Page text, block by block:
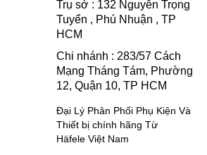
Trụ sở : 132 Nguyễn Trọng
Tuyển , Phú Nhuận , TP
HCM
Chi nhánh : 283/57 Cách
Mạng Tháng Tám, Phường
12, Quận 10, TP HCM
Đại Lý Phân Phối Phụ Kiện Và
Thiết bị chính hãng Từ
Häfele Việt Nam